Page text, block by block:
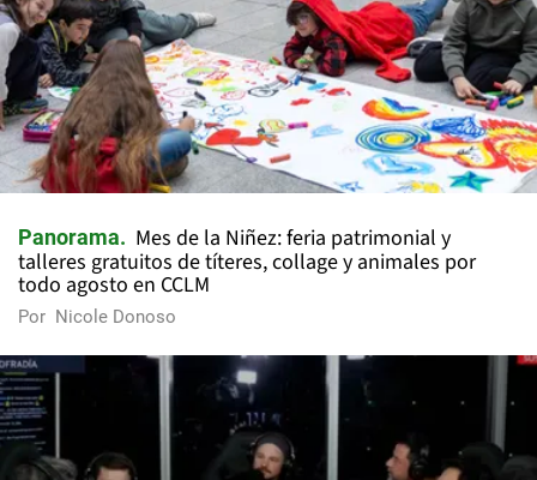
Panorama
Mes de la Niñez: feria patrimonial y
talleres gratuitos de títeres, collage y animales por
todo agosto en CCLM
Por Nicole Donoso